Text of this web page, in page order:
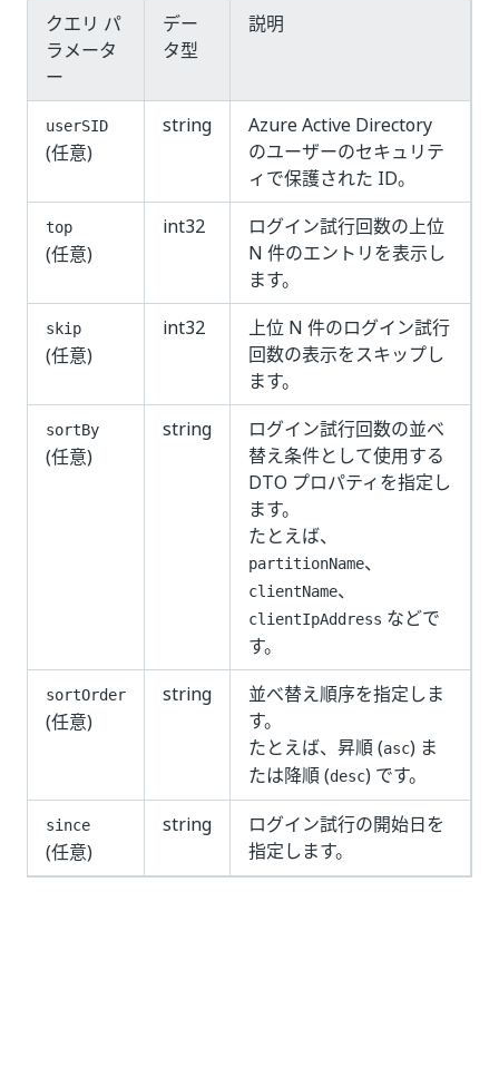
クエリ パ
ラメータ
ー
デー
タ型
説明
userSID
(任意)
string
Azure Active Directory
のユーザーのセキュリテ
ィで保護された ID。
top
(任意)
int32
ログイン試行回数の上位
N 件のエントリを表示し
ます。
skip
(任意)
int32
上位 N 件のログイン試行
回数の表示をスキップし
ます。
sortBy
(任意)
string
ログイン試行回数の並べ
替え条件として使用する
DTO プロパティを指定し
ます。
たとえば、
partitionName、
clientName、
clientIpAddress などで
す。
sortOrder
(任意)
string
並べ替え順序を指定しま
す。
たとえば、昇順 (asc) ま
たは降順 (desc) です。
since
(任意)
string
ログイン試行の開始日を
指定します。